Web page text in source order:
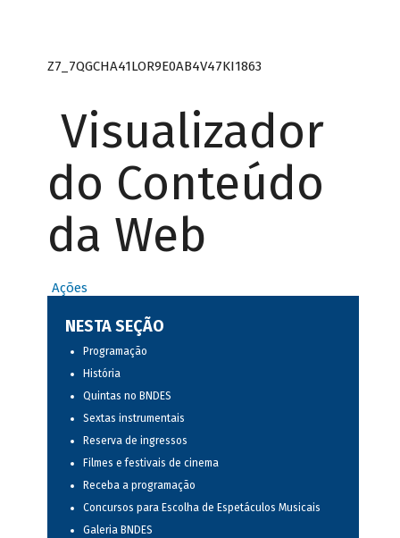
Z7_7QGCHA41LOR9E0AB4V47KI1863
Visualizador
do Conteúdo
da Web
Ações
NESTA SEÇÃO
Programação
História
Quintas no BNDES
Sextas instrumentais
Reserva de ingressos
Filmes e festivais de cinema
Receba a programação
Concursos para Escolha de Espetáculos Musicais
Galeria BNDES